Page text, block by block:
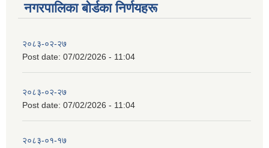
नगरपालिका बाेर्डका निर्णयहरू
२०८३-०२-२७
Post date: 07/02/2026 - 11:04
२०८३-०२-२७
Post date: 07/02/2026 - 11:04
२०८३-०१-१७